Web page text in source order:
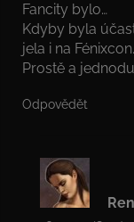
Fancity bylo…
Kdyby byla
jela i na Fénixcon.
Prostě a
Odpovědět